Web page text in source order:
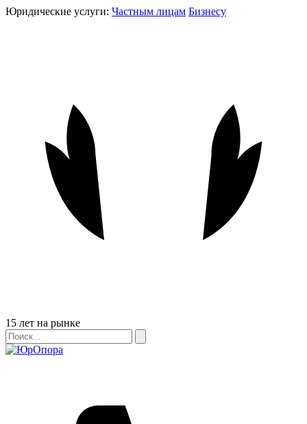
Юридические услуги: Частным лицам Бизнесу
Бейдж
15 лет на рынке
Поиск
Поиск